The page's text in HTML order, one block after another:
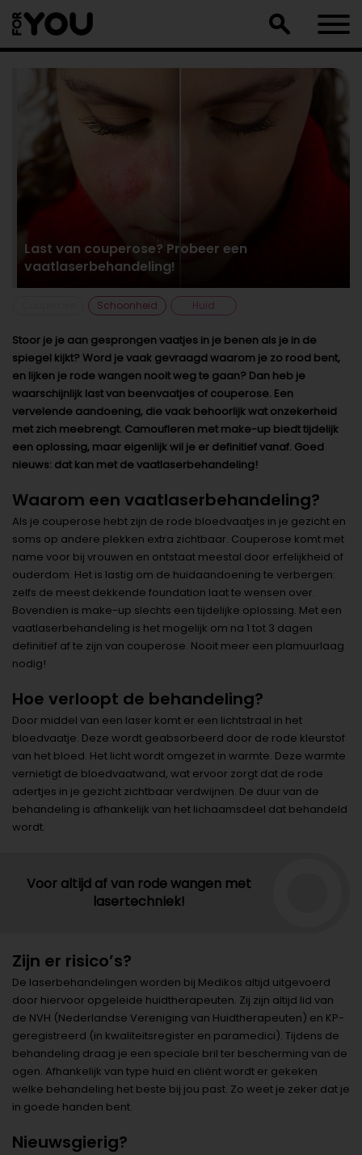
naar
artikel
Last van couperose? Probeer een
vaatlaserbehandeling!
Schoonheid Huid
Stoor je je aan gesprongen vaatjes in je benen als je in de
spiegel kijkt? Word je vaak gevraagd waarom je zo rood bent,
en lijken je rode wangen nooit weg te gaan? Dan heb je
waarschijnlijk last van beenvaatjes of couperose. Een
vervelende aandoening, die vaak behoorlijk wat onzekerheid
met zich meebrengt. Camoufleren met make-up biedt tijdelijk
een oplossing, maar eigenlijk wil je er definitief vanaf. Goed
nieuws: dat kan met de vaatlaserbehandeling!
Waarom een vaatlaserbehandeling?
Als je couperose hebt zijn de rode bloedvaatjes in je gezicht en
soms op andere plekken extra zichtbaar. Couperose komt met
name voor bij vrouwen en ontstaat meestal door erfelijkheid of
ouderdom. Het is lastig om de huidaandoening te verbergen:
zelfs de meest dekkende foundation laat te wensen over.
Bovendien is make-up slechts een tijdelijke oplossing. Met een
vaatlaserbehandeling is het mogelijk om na 1 tot 3 dagen
definitief af te zijn van couperose. Nooit meer een plamuurlaag
nodig!
Hoe verloopt de behandeling?
Door middel van een laser komt er een lichtstraal in het
bloedvaatje. Deze wordt geabsorbeerd door de rode kleurstof
van het bloed. Het licht wordt omgezet in warmte. Deze warmte
vernietigt de bloedvaatwand, wat ervoor zorgt dat de rode
adertjes in je gezicht zichtbaar verdwijnen. De duur van de
behandeling is afhankelijk van het lichaamsdeel dat behandeld
wordt.
Voor altijd af van rode wangen met
lasertechniek!
Zijn er risico’s?
De laserbehandelingen worden bij Medikos altijd uitgevoerd
door hiervoor opgeleide huidtherapeuten. Zij zijn altijd lid van
de NVH (Nederlandse Vereniging van Huidtherapeuten) en KP-
geregistreerd (in kwaliteitsregister en paramedici). Tijdens de
behandeling draag je een speciale bril ter bescherming van de
ogen. Afhankelijk van type huid en cliënt wordt er gekeken
welke behandeling het beste bij jou past. Zo weet je zeker dat je
in goede handen bent.
Nieuwsgierig?